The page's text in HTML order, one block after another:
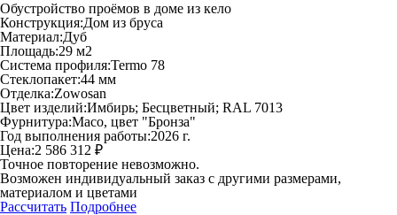
Обустройство проёмов в доме из кело
Конструкция:Дом из бруса
Материал:Дуб
Площадь:29 м2
Система профиля:Termo 78
Стеклопакет:44 мм
Отделка:Zowosan
Цвет изделий:Имбирь; Бесцветный; RAL 7013
Фурнитура:Maco, цвет "Бронза"
Год выполнения работы:2026 г.
Цена:2 586 312 ₽
Точное повторение невозможно.
Возможен индивидуальный заказ с другими размерами,
материалом и цветами
Рассчитать Подробнее